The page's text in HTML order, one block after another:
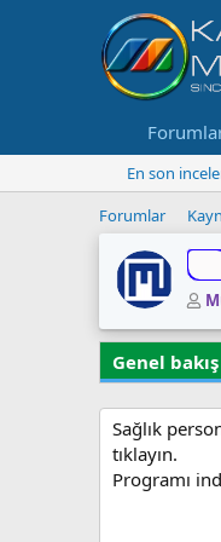
En son
Forumlar
Y
z
a
r
Genel bakış
Sağlık
tıklayın.
Programı